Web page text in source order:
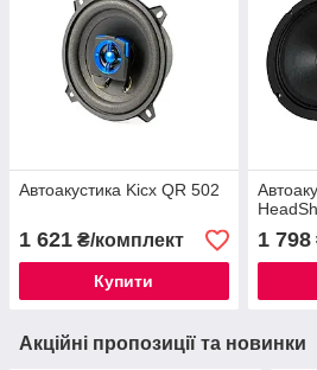
Автоакустика Kicx QR 502
1 621 ₴/комплект
Купити
1 798
Акційні пропозиції та новинки